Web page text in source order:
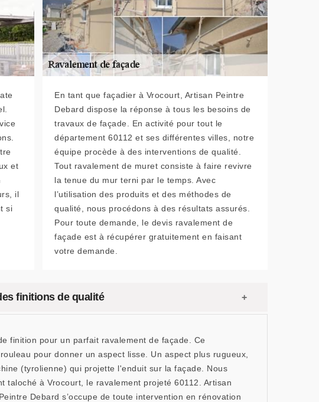
et
il
si
En tant que façadier à Vrocourt, Artisan Peintre
Debard dispose la réponse à tous les besoins de
travaux de façade. En activité pour tout le
département 60112 et ses différentes villes, notre
équipe procède à des interventions de qualité.
Tout ravalement de muret consiste à faire revivre
la tenue du mur terni par le temps. Avec
l’utilisation des produits et des méthodes de
qualité, nous procédons à des résultats assurés.
Pour toute demande, le devis ravalement de
façade est à récupérer gratuitement en faisant
votre demande.
finitions de qualité
finition pour un parfait ravalement de façade. Ce
pour donner un aspect lisse. Un aspect plus rugueux,
(tyrolienne) qui projette l'enduit sur la façade. Nous
taloché à Vrocourt, le ravalement projeté 60112. Artisan
Debard s’occupe de toute intervention en rénovation